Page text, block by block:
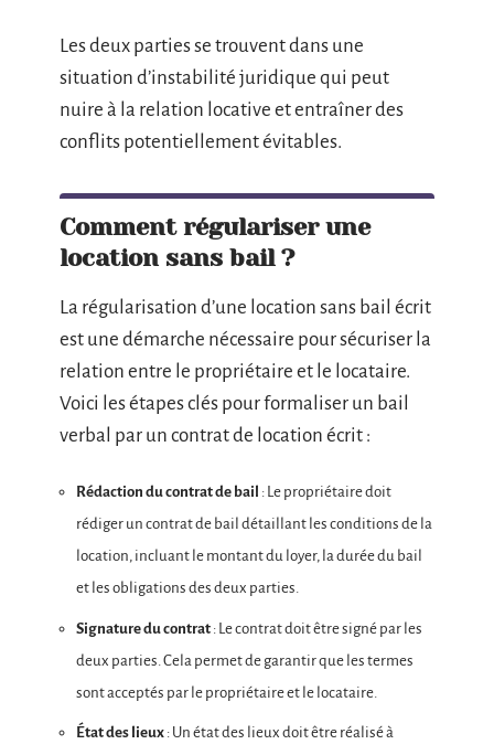
Les deux parties se trouvent dans une
situation d’instabilité juridique qui peut
nuire à la relation locative et entraîner des
conflits potentiellement évitables.
Comment régulariser une
location sans bail ?
La régularisation d’une location sans bail écrit
est une démarche nécessaire pour sécuriser la
relation entre le propriétaire et le locataire.
Voici les étapes clés pour formaliser un bail
verbal par un contrat de location écrit :
Rédaction du contrat de bail : Le propriétaire doit
rédiger un contrat de bail détaillant les conditions de la
location, incluant le montant du loyer, la durée du bail
et les obligations des deux parties.
Signature du contrat : Le contrat doit être signé par les
deux parties. Cela permet de garantir que les termes
sont acceptés par le propriétaire et le locataire.
État des lieux : Un état des lieux doit être réalisé à